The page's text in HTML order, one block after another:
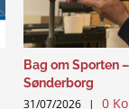
Bag om Sporten
Sønderborg
31/07/2026 | 0